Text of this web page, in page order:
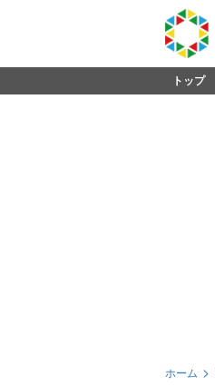
トップ
ホーム